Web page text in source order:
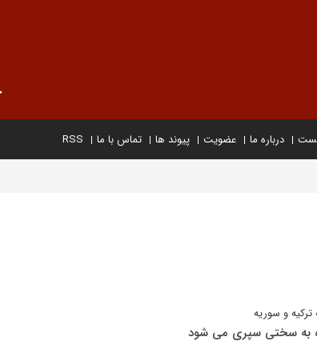
درباره ما عضویت پیوند ها تماس با ما RSS
و سوریه
به سختی سپری می شود